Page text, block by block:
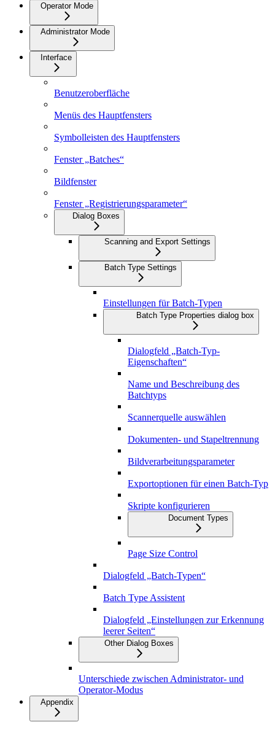
Operator Mode
Administrator Mode
Interface
Benutzeroberfläche
Menüs des Hauptfensters
Symbolleisten des Hauptfensters
Fenster „Batches“
Bildfenster
Fenster „Registrierungsparameter“
Dialog Boxes
Scanning and Export Settings
Batch Type Settings
Einstellungen für Batch-Typen
Batch Type Properties dialog box
Dialogfeld „Batch-Typ-
Eigenschaften“
Name und Beschreibung des
Batchtyps
Scannerquelle auswählen
Dokumenten- und Stapeltrennung
Bildverarbeitungsparameter
Exportoptionen für einen Batch-Typ
Skripte konfigurieren
Document Types
Page Size Control
Dialogfeld „Batch-Typen“
Batch Type Assistent
Dialogfeld „Einstellungen zur Erkennung
leerer Seiten“
Other Dialog Boxes
Unterschiede zwischen Administrator- und
Operator-Modus
Appendix